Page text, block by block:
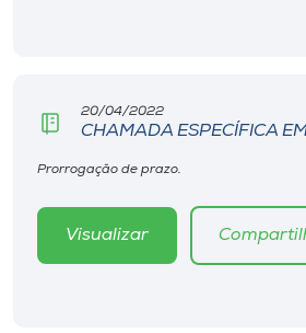
20/04/2022
CHAMADA ESPECÍFICA
Prorrogação de prazo.
Visualizar